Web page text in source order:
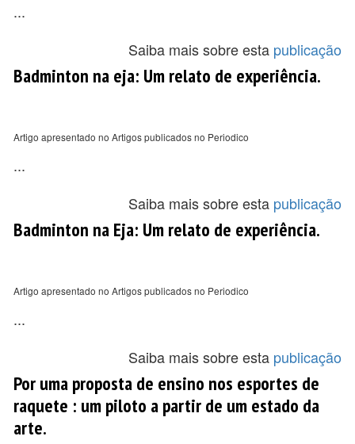
...
Saiba mais sobre esta publicação
Badminton na eja: Um relato de experiência.
Artigo apresentado no Artigos publicados no Periodico
...
Saiba mais sobre esta publicação
Badminton na Eja: Um relato de experiência.
Artigo apresentado no Artigos publicados no Periodico
...
Saiba mais sobre esta publicação
Por uma proposta de ensino nos esportes de
raquete : um piloto a partir de um estado da
arte.